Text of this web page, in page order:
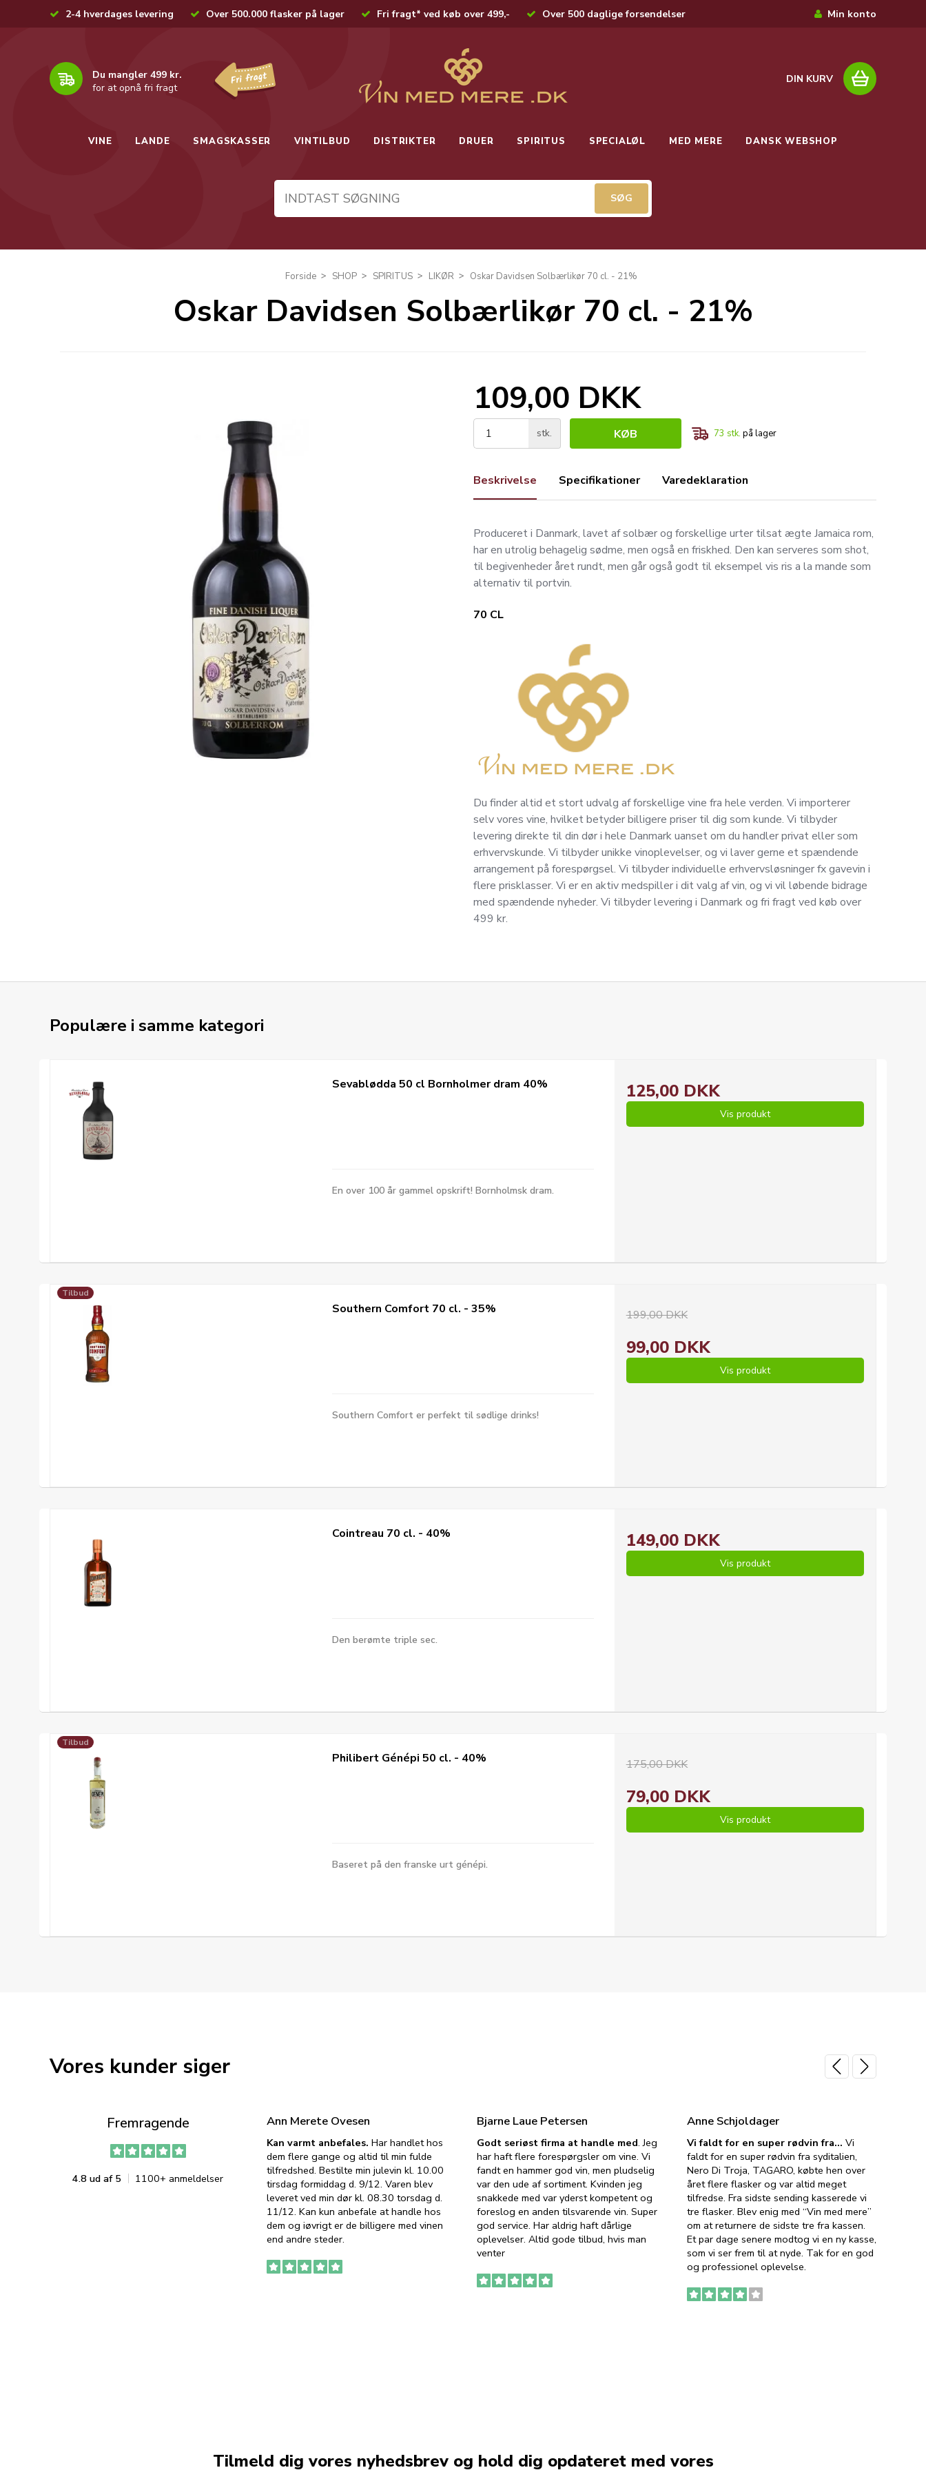
2-4 hverdages levering Over 500.000 flasker på lager Fri fragt* ved køb over 499,- Over 500 daglige forsendelser Min konto
Du mangler 499 kr.
for at opnå fri fragt
DIN KURV
VINE LANDE SMAGSKASSER VINTILBUD DISTRIKTER DRUER SPIRITUS SPECIALØL MED MERE DANSK WEBSHOP
Forside SHOP SPIRITUS LIKØR Oskar Davidsen Solbærlikør 70 cl. - 21%
Oskar Davidsen Solbærlikør 70 cl. - 21%
109,00 DKK
stk. KØB 73 stk. på lager
Beskrivelse Specifikationer Varedeklaration
Produceret i Danmark, lavet af solbær og forskellige urter tilsat ægte Jamaica rom,
har en utrolig behagelig sødme, men også en friskhed. Den kan serveres som shot,
til begivenheder året rundt, men går også godt til eksempel vis ris a la mande som
alternativ til portvin.
70 CL
Du finder altid et stort udvalg af forskellige vine fra hele verden. Vi importerer
selv vores vine, hvilket betyder billigere priser til dig som kunde. Vi tilbyder
levering direkte til din dør i hele Danmark uanset om du handler privat eller som
erhvervskunde. Vi tilbyder unikke vinoplevelser, og vi laver gerne et spændende
arrangement på forespørgsel. Vi tilbyder individuelle erhvervsløsninger fx gavevin i
flere prisklasser. Vi er en aktiv medspiller i dit valg af vin, og vi vil løbende bidrage
med spændende nyheder. Vi tilbyder levering i Danmark og fri fragt ved køb over
499 kr.
Populære i samme kategori
Sevablødda 50 cl Bornholmer dram 40%
En over 100 år gammel opskrift! Bornholmsk dram.
125,00 DKK
Vis produkt
Tilbud
Southern Comfort 70 cl. - 35%
Southern Comfort er perfekt til sødlige drinks!
199,00 DKK
99,00 DKK
Vis produkt
Cointreau 70 cl. - 40%
Den berømte triple sec.
149,00 DKK
Vis produkt
Tilbud
Philibert Génépi 50 cl. - 40%
Baseret på den franske urt génépi.
175,00 DKK
79,00 DKK
Vis produkt
Vores kunder siger
Fremragende
4.8 ud af 5 1100+ anmeldelser
Ann Merete Ovesen
Kan varmt anbefales. Har handlet hos
dem flere gange og altid til min fulde
tilfredshed. Bestilte min julevin kl. 10.00
tirsdag formiddag d. 9/12. Varen blev
leveret ved min dør kl. 08.30 torsdag d.
11/12. Kan kun anbefale at handle hos
dem og iøvrigt er de billigere med vinen
end andre steder.
Bjarne Laue Petersen
Godt seriøst firma at handle med. Jeg
har haft flere forespørgsler om vine. Vi
fandt en hammer god vin, men pludselig
var den ude af sortiment. Kvinden jeg
snakkede med var yderst kompetent og
foreslog en anden tilsvarende vin. Super
god service. Har aldrig haft dårlige
oplevelser. Altid gode tilbud, hvis man
venter
Anne Schjoldager
Vi faldt for en super rødvin fra… Vi
faldt for en super rødvin fra syditalien,
Nero Di Troja, TAGARO, købte hen over
året flere flasker og var altid meget
tilfredse. Fra sidste sending kasserede vi
tre flasker. Blev enig med “Vin med mere”
om at returnere de sidste tre fra kassen.
Et par dage senere modtog vi en ny kasse,
som vi ser frem til at nyde. Tak for en god
og professionel oplevelse.
Tilmeld dig vores nyhedsbrev og hold dig opdateret med vores